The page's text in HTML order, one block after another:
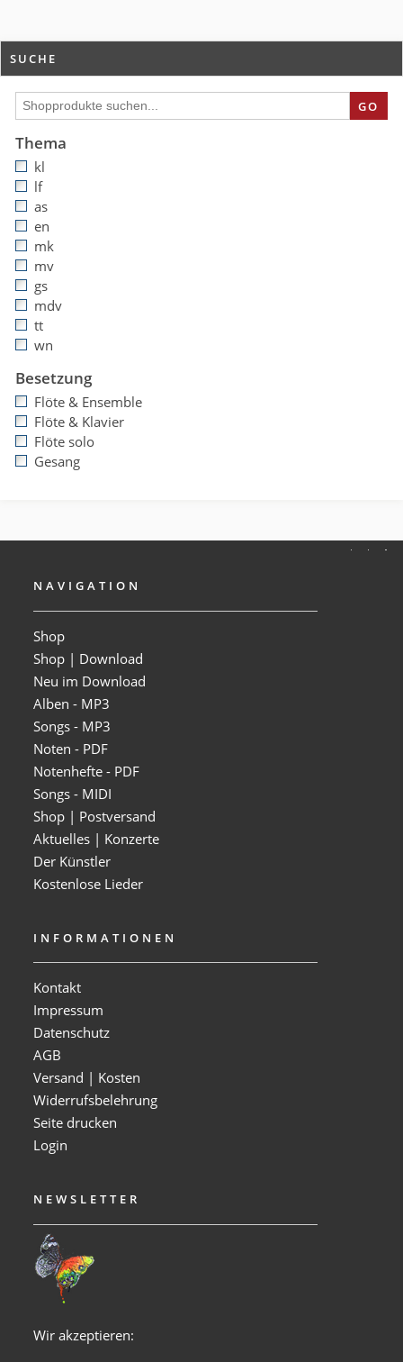
SUCHE
GO
Thema
kl
lf
as
en
mk
mv
gs
mdv
tt
wn
Besetzung
Flöte & Ensemble
Flöte & Klavier
Flöte solo
Gesang
NAVIGATION
Shop
Shop | Download
Neu im Download
Alben - MP3
Songs - MP3
Noten - PDF
Notenhefte - PDF
Songs - MIDI
Shop | Postversand
Aktuelles | Konzerte
Der Künstler
Kostenlose Lieder
INFORMATIONEN
Kontakt
Impressum
Datenschutz
AGB
Versand | Kosten
Widerrufsbelehrung
Seite drucken
Login
NEWSLETTER
Wir akzeptieren: